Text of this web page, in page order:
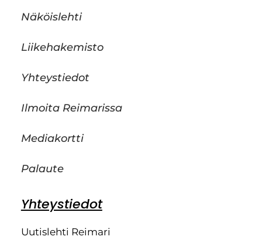
Näköislehti
Liikehakemisto
Yhteystiedot
Ilmoita Reimarissa
Mediakortti
Palaute
Yhteystiedot
Uutislehti Reimari